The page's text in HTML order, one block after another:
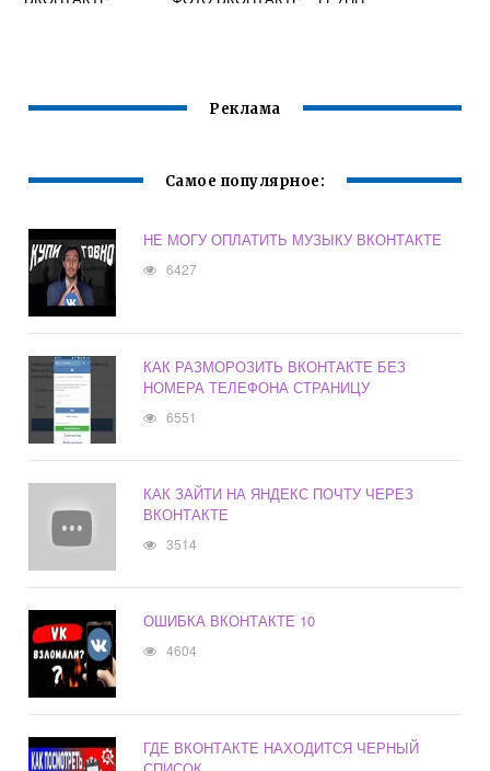
Реклама
Самое популярное:
НЕ МОГУ ОПЛАТИТЬ МУЗЫКУ ВКОНТАКТЕ
6427
КАК РАЗМОРОЗИТЬ ВКОНТАКТЕ БЕЗ
НОМЕРА ТЕЛЕФОНА СТРАНИЦУ
6551
КАК ЗАЙТИ НА ЯНДЕКС ПОЧТУ ЧЕРЕЗ
ВКОНТАКТЕ
3514
ОШИБКА ВКОНТАКТЕ 10
4604
ГДЕ ВКОНТАКТЕ НАХОДИТСЯ ЧЕРНЫЙ